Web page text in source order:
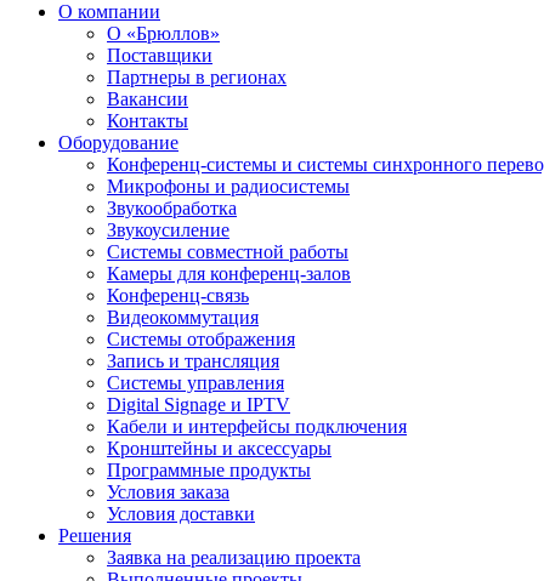
О компании
О «Брюллов»
Поставщики
Партнеры в регионах
Вакансии
Контакты
Оборудование
Конференц-системы и системы синхронного
Микрофоны и радиосистемы
Звукообработка
Звукоусиление
Системы совместной работы
Камеры для конференц-залов
Конференц-связь
Видеокоммутация
Системы отображения
Запись и трансляция
Системы управления
Digital Signage и IPTV
Кабели и интерфейсы подключения
Кронштейны и аксессуары
Программные продукты
Условия заказа
Условия доставки
Решения
Заявка на реализацию проекта